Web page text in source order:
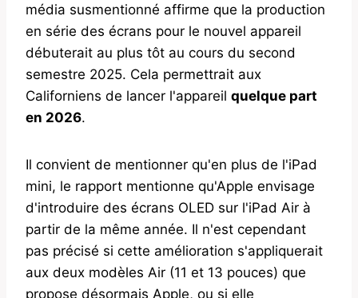
média susmentionné affirme que la production
en série des écrans pour le nouvel appareil
débuterait au plus tôt au cours du second
semestre 2025. Cela permettrait aux
Californiens de lancer l'appareil quelque part
en 2026.
Il convient de mentionner qu'en plus de l'iPad
mini, le rapport mentionne qu'Apple envisage
d'introduire des écrans OLED sur l'iPad Air à
partir de la même année. Il n'est cependant
pas précisé si cette amélioration s'appliquerait
aux deux modèles Air (11 et 13 pouces) que
propose désormais Apple, ou si elle